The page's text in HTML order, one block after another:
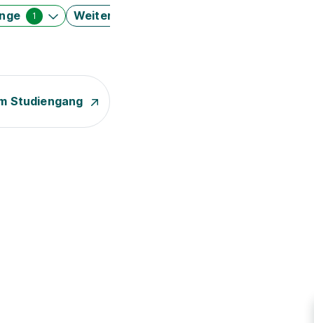
1 Weitere Filter
Studiengang